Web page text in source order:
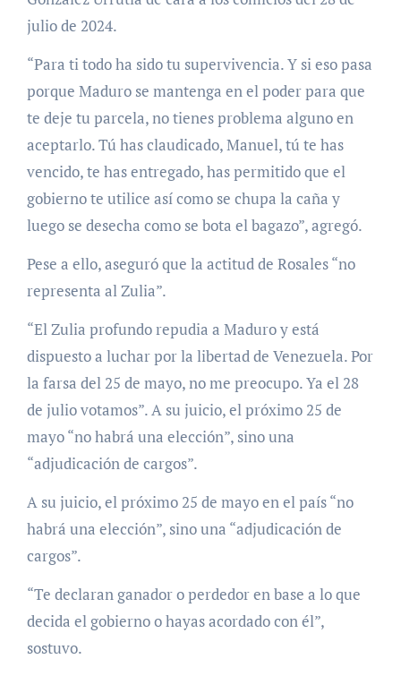
julio de 2024.
“Para ti todo ha sido tu supervivencia. Y si eso pasa
porque Maduro se mantenga en el poder para que
te deje tu parcela, no tienes problema alguno en
aceptarlo. Tú has claudicado, Manuel, tú te has
vencido, te has entregado, has permitido que el
gobierno te utilice así como se chupa la caña y
luego se desecha como se bota el bagazo”, agregó.
Pese a ello, aseguró que la actitud de Rosales “no
representa al Zulia”.
“El Zulia profundo repudia a Maduro y está
dispuesto a luchar por la libertad de Venezuela. Por
la farsa del 25 de mayo, no me preocupo. Ya el 28
de julio votamos”. A su juicio, el próximo 25 de
mayo “no habrá una elección”, sino una
“adjudicación de cargos”.
A su juicio, el próximo 25 de mayo en el país “no
habrá una elección”, sino una “adjudicación de
cargos”.
“Te declaran ganador o perdedor en base a lo que
decida el gobierno o hayas acordado con él”,
sostuvo.